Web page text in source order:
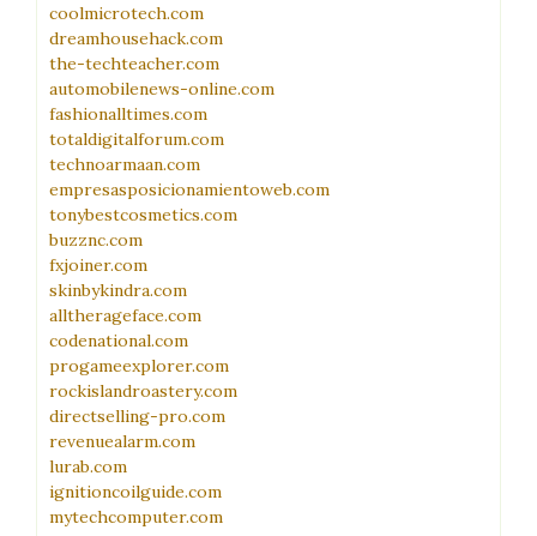
coolmicrotech.com
dreamhousehack.com
the-techteacher.com
automobilenews-online.com
fashionalltimes.com
totaldigitalforum.com
technoarmaan.com
empresasposicionamientoweb.com
tonybestcosmetics.com
buzznc.com
fxjoiner.com
skinbykindra.com
alltherageface.com
codenational.com
progameexplorer.com
rockislandroastery.com
directselling-pro.com
revenuealarm.com
lurab.com
ignitioncoilguide.com
mytechcomputer.com